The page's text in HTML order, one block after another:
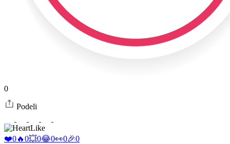
0
Podeli
Like
❤️0🔥0💥0😂0👀0🎉0